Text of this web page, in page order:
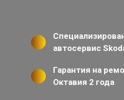
автосервис
Гарантия на
Октавия 2 года